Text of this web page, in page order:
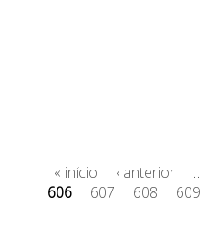
« início ‹ anterior …
606
607 608 609